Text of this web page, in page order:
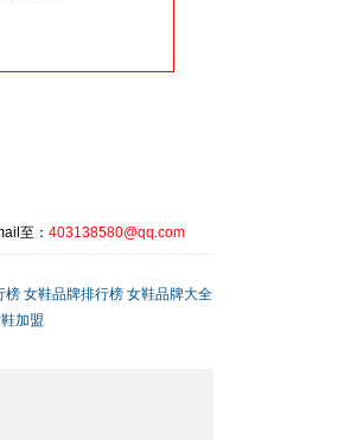
至： 403138580@qq.com
榜 女鞋品牌排行榜 女鞋品牌大全
加盟